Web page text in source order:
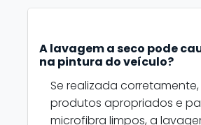
A lavagem a seco pode
na pintura do veículo?
Se realizada
produtos apropriados e
microfibra limpos, a